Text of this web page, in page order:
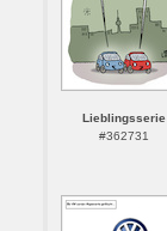
Lieblingsserie
#362731